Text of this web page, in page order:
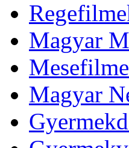
Magyar
Magyar